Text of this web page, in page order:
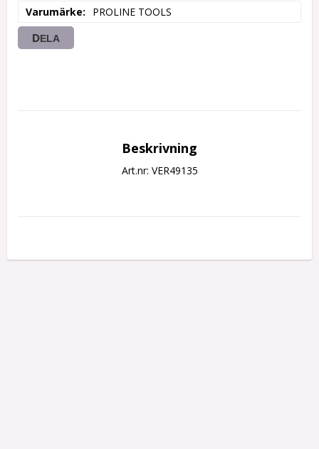
Varumärke PROLINE TOOLS
DELA
Beskrivning
Art.nr: VER49135